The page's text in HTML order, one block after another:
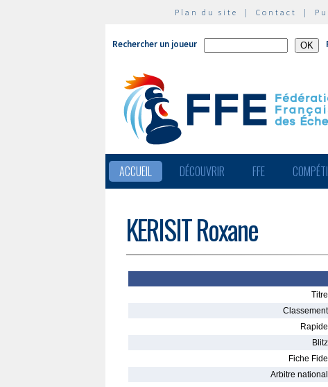
Plan du site | Contact |
Rechercher un joueur
ACCUEIL DÉCOUVRIR FFE
KERISIT Roxane
Fiche
Arbitre